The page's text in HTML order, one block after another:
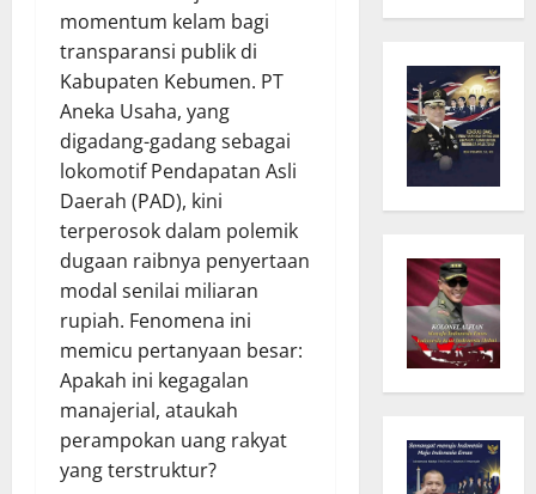
momentum kelam bagi
transparansi publik di
Kabupaten Kebumen. PT
Aneka Usaha, yang
digadang-gadang sebagai
lokomotif Pendapatan Asli
Daerah (PAD), kini
terperosok dalam polemik
dugaan raibnya penyertaan
modal senilai miliaran
rupiah. Fenomena ini
memicu pertanyaan besar:
Apakah ini kegagalan
manajerial, ataukah
perampokan uang rakyat
yang terstruktur?